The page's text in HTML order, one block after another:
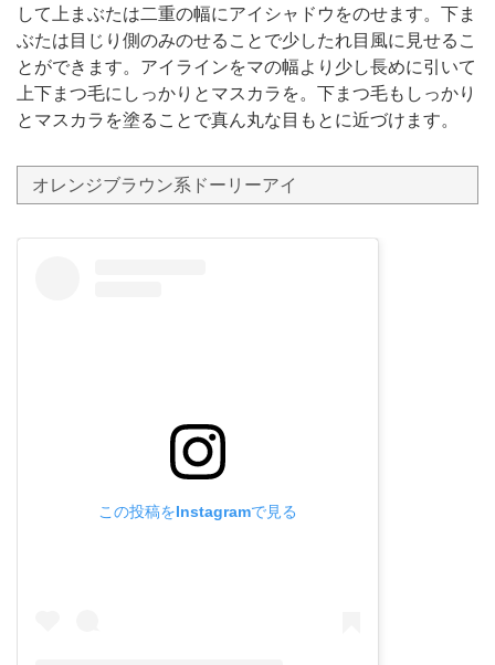
して上まぶたは二重の幅にアイシャドウをのせます。下ま
ぶたは目じり側のみのせることで少したれ目風に見せるこ
とができます。アイラインをマの幅より少し長めに引いて
上下まつ毛にしっかりとマスカラを。下まつ毛もしっかり
とマスカラを塗ることで真ん丸な目もとに近づけます。
オレンジブラウン系ドーリーアイ
この投稿をInstagramで見る